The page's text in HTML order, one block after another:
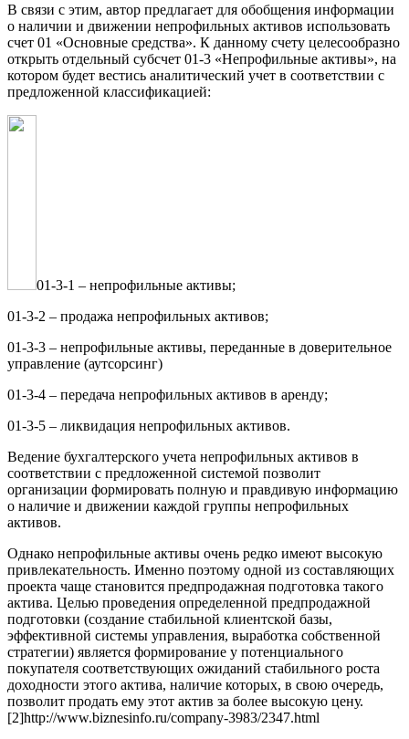
В связи с этим, автор предлагает для обобщения информации
о наличии и движении непрофильных активов использовать
счет 01 «Основные средства». К данному счету целесообразно
открыть отдельный субсчет 01-3 «Непрофильные активы», на
котором будет вестись аналитический учет в соответствии с
предложенной классификацией:
01-3-1 – непрофильные активы;
01-3-2 – продажа непрофильных активов;
01-3-3 – непрофильные активы, переданные в доверительное
управление (аутсорсинг)
01-3-4 – передача непрофильных активов в аренду;
01-3-5 – ликвидация непрофильных активов.
Ведение бухгалтерского учета непрофильных активов в
соответствии с предложенной системой позволит
организации формировать полную и правдивую информацию
о наличие и движении каждой группы непрофильных
активов.
Однако непрофильные активы очень редко имеют высокую
привлекательность. Именно поэтому одной из составляющих
проекта чаще становится предпродажная подготовка такого
актива. Целью проведения определенной предпродажной
подготовки (создание стабильной клиентской базы,
эффективной системы управления, выработка собственной
стратегии) является формирование у потенциального
покупателя соответствующих ожиданий стабильного роста
доходности этого актива, наличие которых, в свою очередь,
позволит продать ему этот актив за более высокую цену.
[2]http://www.biznesinfo.ru/company-3983/2347.html